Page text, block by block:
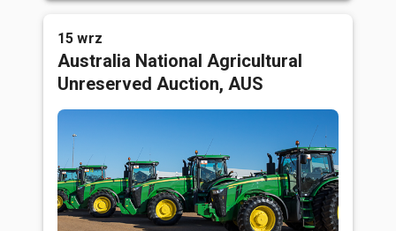
15 wrz
Australia National Agricultural
Unreserved Auction, AUS